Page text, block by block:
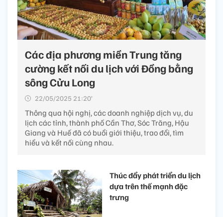
Các địa phương miền Trung tăng
cường kết nối du lịch với Đồng bằng
sông Cửu Long
22/05/2025 21:20’
Thông qua hội nghị, các doanh nghiệp dịch vụ, du
lịch các tỉnh, thành phố Cần Thơ, Sóc Trăng, Hậu
Giang và Huế đã có buổi giới thiệu, trao đổi, tìm
hiểu và kết nối cùng nhau.
Thúc đẩy phát triển du lịch
dựa trên thế mạnh đặc
trưng